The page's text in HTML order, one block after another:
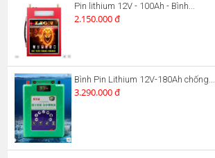
Pin lithium 12V - 100Ah - Bình...
2.150.000 đ
Bình Pin Lithium 12V-180Ah chống...
3.290.000 đ